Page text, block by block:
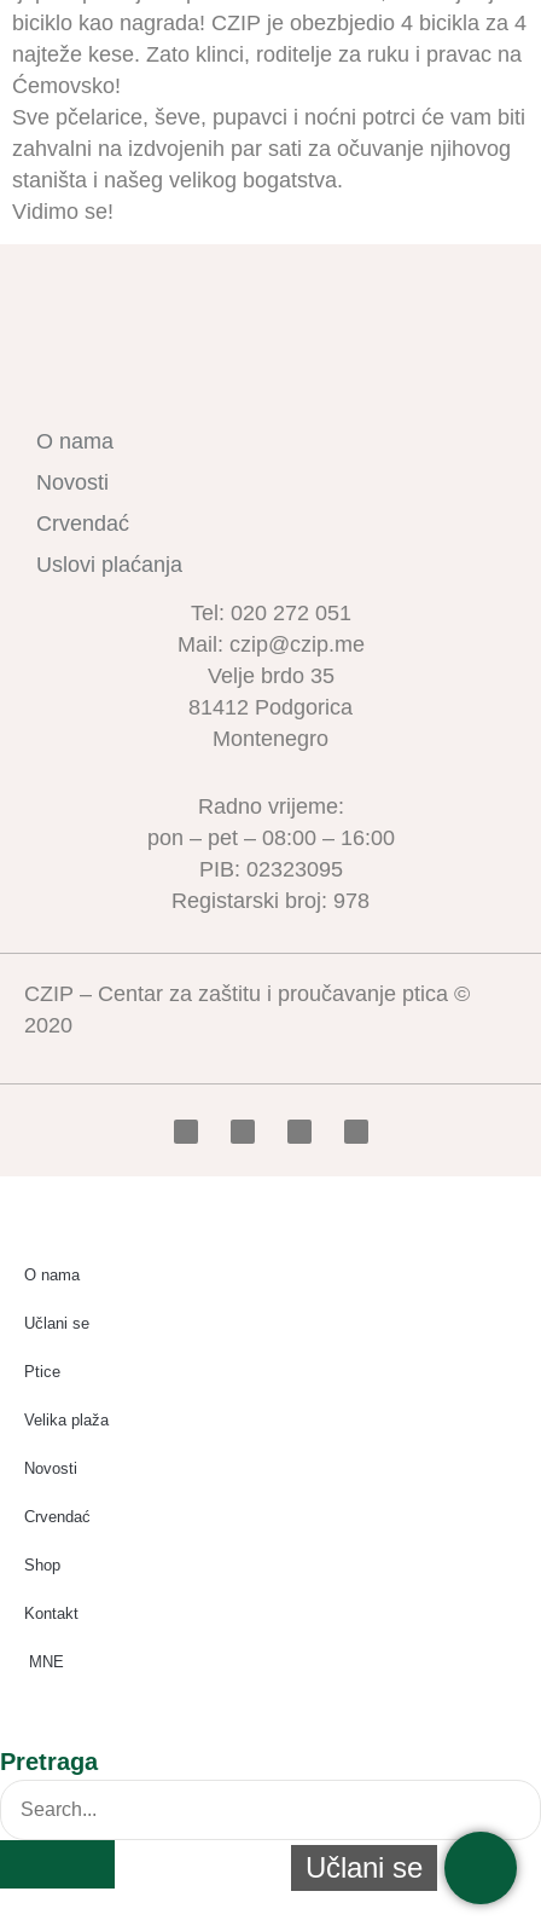
biciklo kao nagrada! CZIP je obezbjedio 4 bicikla za 4
najteže kese. Zato klinci, roditelje za ruku i pravac na
Ćemovsko!
Sve pčelarice, ševe, pupavci i noćni potrci će vam biti
zahvalni na izdvojenih par sati za očuvanje njihovog
staništa i našeg velikog bogatstva.
Vidimo se!
O nama
Novosti
Crvendać
Uslovi plaćanja
Tel: 020 272 051
Mail: czip@czip.me
Velje brdo 35
81412 Podgorica
Montenegro
Radno vrijeme:
pon – pet – 08:00 – 16:00
PIB: 02323095
Registarski broj: 978
CZIP – Centar za zaštitu i proučavanje ptica ©
2020
O nama
Učlani se
Ptice
Velika plaža
Novosti
Crvendać
Shop
Kontakt
MNE
Pretraga